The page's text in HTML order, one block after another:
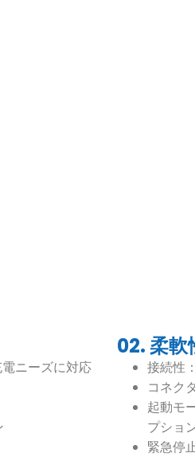
ニーズに対応
02. 柔軟
接続性
コネク
起動モ
プショ
緊急停